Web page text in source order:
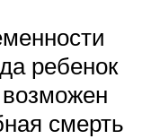
ребенок
смерть